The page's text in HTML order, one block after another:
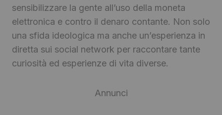
sensibilizzare la gente all’uso della moneta
elettronica e contro il denaro contante. Non solo
una sfida ideologica ma anche un’esperienza in
diretta sui social network per raccontare tante
curiosità ed esperienze di vita diverse.
Annunci